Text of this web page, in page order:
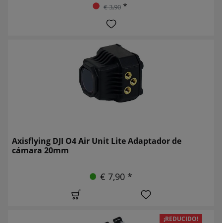
€ 3,90*
Axisflying DJI O4 Air Unit Lite Adaptador de
cámara 20mm
€ 7,90 *
¡REDUCIDO!